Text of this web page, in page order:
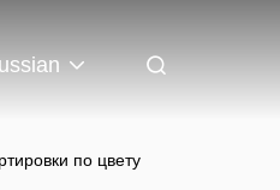
по цвету